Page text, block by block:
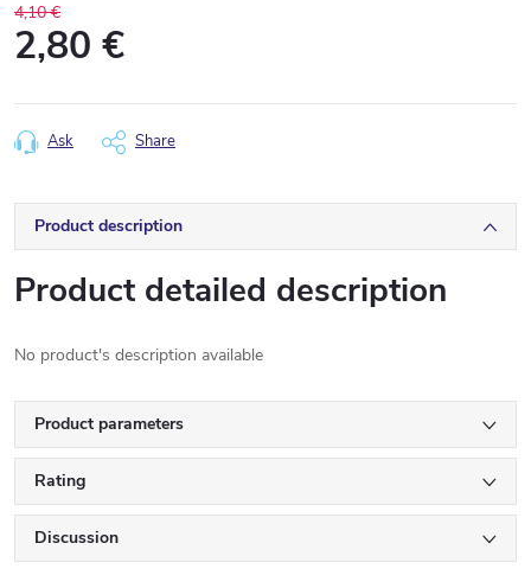
4,10 €
2,80 €
price:
Ask Share
Product description
Product detailed description
No product's description available
Product parameters
Rating
Discussion